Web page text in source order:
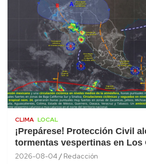
CLIMA LOCAL
¡Prepárese! Protección Civil
tormentas vespertinas en Los
2026-08-04 Redacción